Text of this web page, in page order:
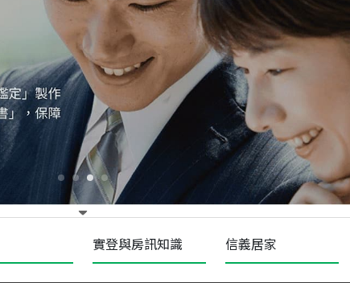
年 07 月 成交
四維天廈
新竹市新竹市四維路
115 月 成交
菁英典藏
新竹市新竹市慈祥路
實登與房訊知識 信義居家